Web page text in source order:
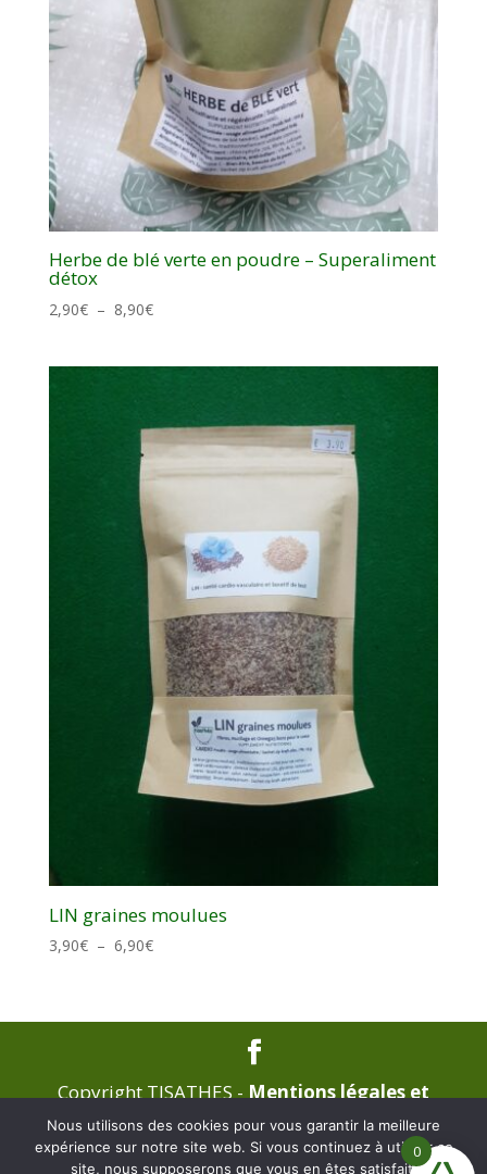
Herbe de blé verte en poudre – Superaliment
détox
2,90€ – 8,90€Plage
8,90€
LIN graines moulues
3,90€ – 6,90€Plage
3,90€
Copyright TISATHES - Mentions légales et
RGPD -C.G.V.
0
Nous utilisons des cookies pour vous garantir la meilleure
expérience sur notre site web. Si vous continuez à utiliser ce
site, nous supposerons que vous en êtes satisfait.